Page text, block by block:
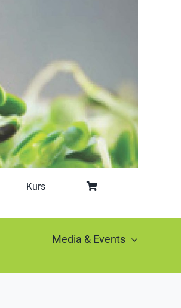
Kurs
Media & Events